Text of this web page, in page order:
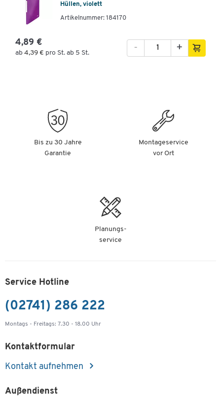
Hüllen, violett
Artikelnummer: 184170
4,89 €
ab 4,39 € pro St. ab 5 St.
+
-
Bis zu 30 Jahre
Garantie
Montageservice
vor Ort
Planungs-
service
Service Hotline
(02741) 286 222
Montags - Freitags: 7.30 - 18.00 Uhr
Kontaktformular
Kontakt aufnehmen
Außendienst